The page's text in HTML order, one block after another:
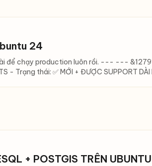
24
để chạy production luôn rồi. --- ---
- Trạng thái: ✅ MỚI + ĐƯỢC SUPPORT
+ POSTGIS TRÊN